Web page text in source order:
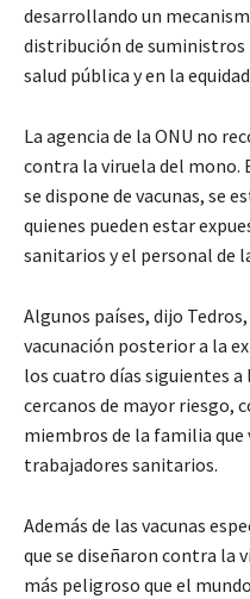
desarrollando un
distribución de suministros
salud pública y en la
La agencia de la ONU no
contra la viruela del mono.
se dispone de vacunas, se
quienes pueden estar
sanitarios y el personal de
Algunos países, dijo
vacunación posterior a la
los cuatro días siguientes
cercanos de mayor riesgo,
miembros de la familia
trabajadores sanitarios.
Además de las vacunas
que se diseñaron contra la
más peligroso que el